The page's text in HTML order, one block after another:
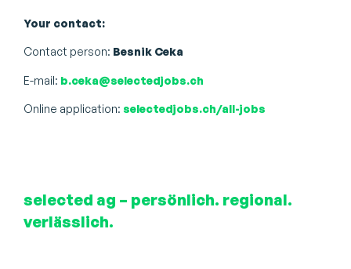
Your contact:
Contact person: Besnik Ceka
E-mail: b.ceka@selectedjobs.ch
Online application: selectedjobs.ch/all-jobs
selected ag – persönlich. regional.
verlässlich.